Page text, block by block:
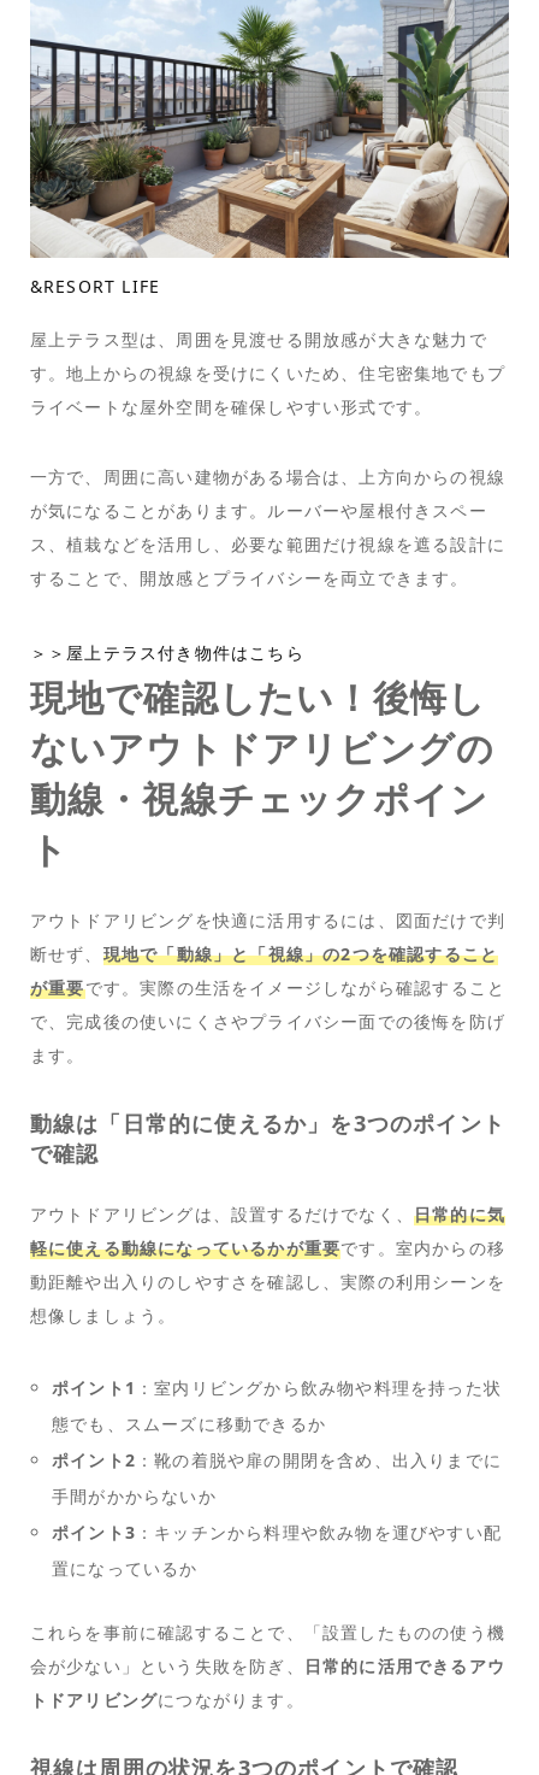
&RESORT LIFE
屋上テラス型は、周囲を見渡せる開放感が大きな魅力で
す。地上からの視線を受けにくいため、住宅密集地でもプ
ライベートな屋外空間を確保しやすい形式です。
一方で、周囲に高い建物がある場合は、上方向からの視線
が気になることがあります。ルーバーや屋根付きスペー
ス、植栽などを活用し、必要な範囲だけ視線を遮る設計に
することで、開放感とプライバシーを両立できます。
＞＞屋上テラス付き物件はこちら
現地で確認したい！後悔し
ないアウトドアリビングの
動線・視線チェックポイン
ト
アウトドアリビングを快適に活用するには、図面だけで判
断せず、 現地で「動線」と「視線」の2つを確認すること
が重要です。実際の生活をイメージしながら確認すること
で、完成後の使いにくさやプライバシー面での後悔を防げ
ます。
動線は「日常的に使えるか」を3つのポイント
で確認
アウトドアリビングは、設置するだけでなく、日常的に気
軽に使える動線になっているかが重要です。室内からの移
動距離や出入りのしやすさを確認し、実際の利用シーンを
想像しましょう。
ポイント1 ：室内リビングから飲み物や料理を持った状
態でも、スムーズに移動できるか
ポイント2 ：靴の着脱や扉の開閉を含め、出入りまでに
手間がかからないか
ポイント3 ：キッチンから料理や飲み物を運びやすい配
置になっているか
これらを事前に確認することで、「設置したものの使う機
会が少ない」という失敗を防ぎ、
日常的に活用できるアウ
トドアリビングにつながります。
視線は周囲の状況を3つのポイントで確認